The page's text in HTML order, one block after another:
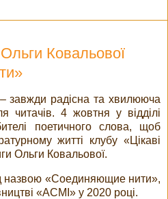
Ковальової
завжди радісна та хвилююча
читачів. 4 жовтня у відділі
поетичного слова, щоб
житті клубу «Цікаві
Ольги Ковальової.
назвою «Соединяющие нити»,
«АСМІ» у 2020 році.